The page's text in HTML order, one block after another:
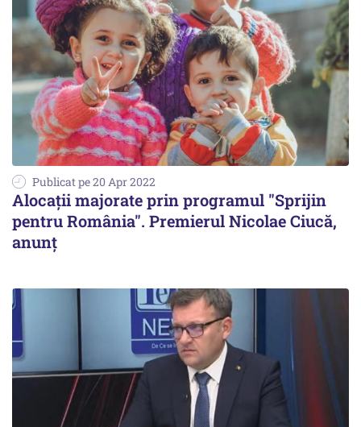
Publicat pe 20 Apr 2022
Alocații majorate prin programul "Sprijin
pentru România". Premierul Nicolae Ciucă,
anunț